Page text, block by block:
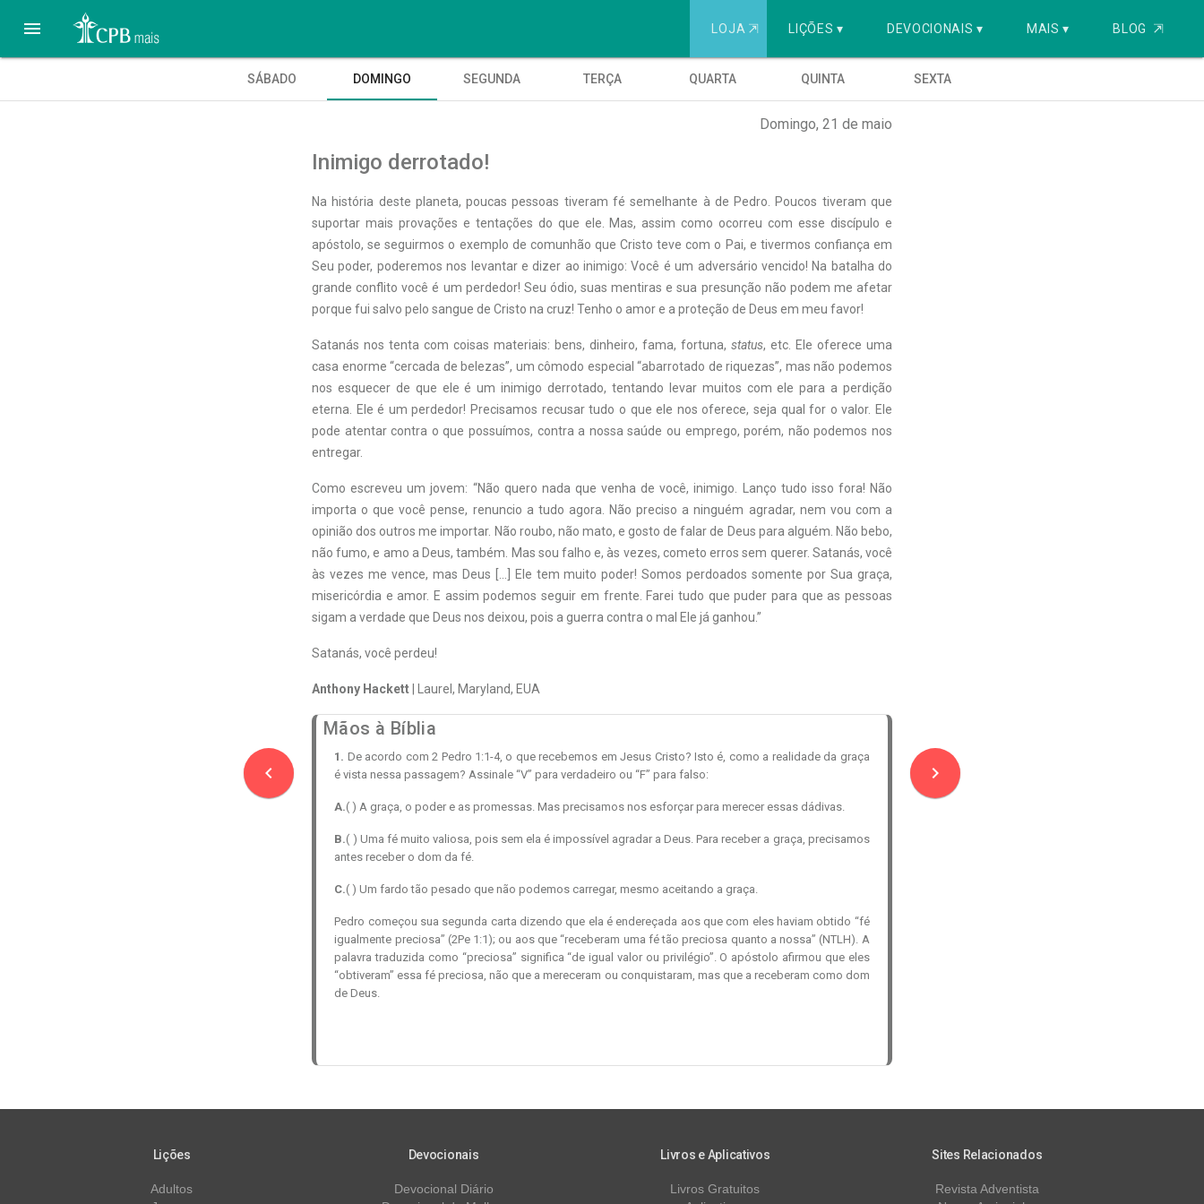
 LOJA ⇱ LIÇÕES ▾ DEVOCIONAIS ▾ MAIS ▾ BLOG ⇱
navigate_before
SÁBADO DOMINGO SEGUNDA TERÇA QUARTA QUINTA SEXTA
Domingo, 21 de maio
Inimigo derrotado!
Na história deste planeta, poucas pessoas tiveram fé semelhante à de Pedro. Poucos tiveram que
suportar mais provações e tentações do que ele. Mas, assim como ocorreu com esse discípulo e
apóstolo, se seguirmos o exemplo de comunhão que Cristo teve com o Pai, e tivermos confiança em
Seu poder, poderemos nos levantar e dizer ao inimigo: Você é um adversário vencido! Na batalha do
grande conflito você é um perdedor! Seu ódio, suas mentiras e sua presunção não podem me afetar
porque fui salvo pelo sangue de Cristo na cruz! Tenho o amor e a proteção de Deus em meu favor!
Satanás nos tenta com coisas materiais: bens, dinheiro, fama, fortuna, status, etc. Ele oferece uma
casa enorme “cercada de belezas”, um cômodo especial “abarrotado de riquezas”, mas não podemos
nos esquecer de que ele é um inimigo derrotado, tentando levar muitos com ele para a perdição
eterna. Ele é um perdedor! Precisamos recusar tudo o que ele nos oferece, seja qual for o valor. Ele
pode atentar contra o que possuímos, contra a nossa saúde ou emprego, porém, não podemos nos
entregar.
Como escreveu um jovem: “Não quero nada que venha de você, inimigo. Lanço tudo isso fora! Não
importa o que você pense, renuncio a tudo agora. Não preciso a ninguém agradar, nem vou com a
opinião dos outros me importar. Não roubo, não mato, e gosto de falar de Deus para alguém. Não bebo,
não fumo, e amo a Deus, também. Mas sou falho e, às vezes, cometo erros sem querer. Satanás, você
às vezes me vence, mas Deus […] Ele tem muito poder! Somos perdoados somente por Sua graça,
misericórdia e amor. E assim podemos seguir em frente. Farei tudo que puder para que as pessoas
sigam a verdade que Deus nos deixou, pois a guerra contra o mal Ele já ganhou.”
Satanás, você perdeu!
Anthony Hackett | Laurel, Maryland, EUA
Mãos à Bíblia
1. De acordo com 2 Pedro 1:1-4, o que recebemos em Jesus Cristo? Isto é, como a realidade da graça
é vista nessa passagem? Assinale “V” para verdadeiro ou “F” para falso:
A.( ) A graça, o poder e as promessas. Mas precisamos nos esforçar para merecer essas dádivas.
B.( ) Uma fé muito valiosa, pois sem ela é impossível agradar a Deus. Para receber a graça, precisamos
antes receber o dom da fé.
C.( ) Um fardo tão pesado que não podemos carregar, mesmo aceitando a graça.
Pedro começou sua segunda carta dizendo que ela é endereçada aos que com eles haviam obtido “fé
igualmente preciosa” (2Pe 1:1); ou aos que “receberam uma fé tão preciosa quanto a nossa” (NTLH). A
palavra traduzida como “preciosa” significa “de igual valor ou privilégio”. O apóstolo afirmou que eles
“obtiveram” essa fé preciosa, não que a mereceram ou conquistaram, mas que a receberam como dom
de Deus.
navigate_next
Lições
Adultos
Devocionais
Devocional Diário
Livros e Aplicativos
Livros Gratuitos
Sites Relacionados
Revista Adventista